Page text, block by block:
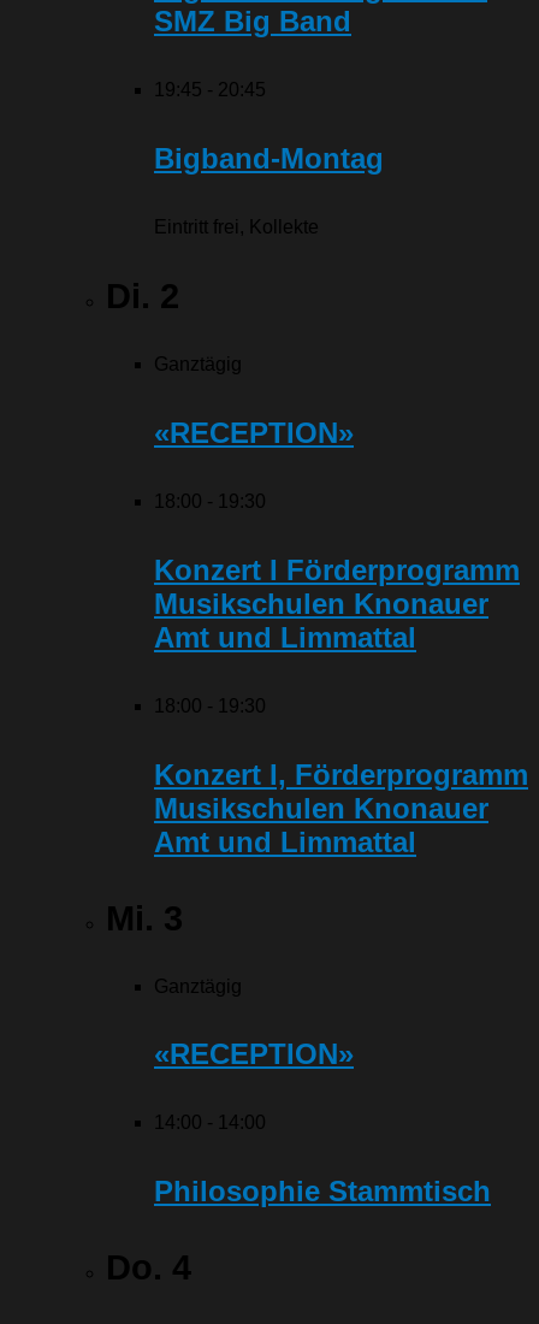
SMZ Big Band
19:45 - 20:45
Bigband-Montag
Eintritt frei, Kollekte
Di. 2
Ganztägig
«RECEPTION»
18:00 - 19:30
Konzert I Förderprogramm
Musikschulen Knonauer
Amt und Limmattal
18:00 - 19:30
Konzert I, Förderprogramm
Musikschulen Knonauer
Amt und Limmattal
Mi. 3
Ganztägig
«RECEPTION»
14:00 - 14:00
Philosophie Stammtisch
Do. 4